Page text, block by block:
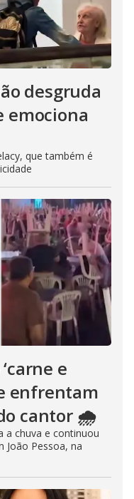
desgruda
emociona
que também é
e
enfrentam
cantor 🌧️
a chuva e continuou
João Pessoa, na